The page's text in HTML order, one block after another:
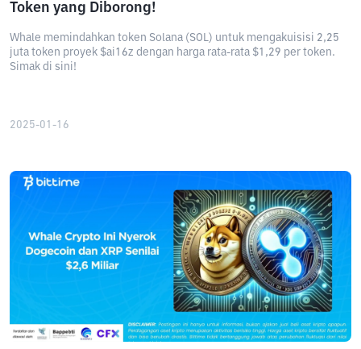
Token yang Diborong!
Whale memindahkan token Solana (SOL) untuk mengakuisisi 2,25
juta token proyek $ai16z dengan harga rata-rata $1,29 per token.
Simak di sini!
2025-01-16